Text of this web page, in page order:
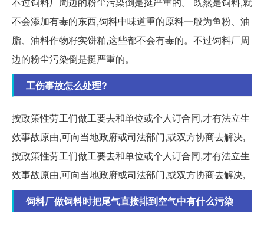
不会添加有毒的东西,饲料中味道重的原料一般为鱼粉、油
脂、油料作物籽实饼粕,这些都不会有毒的。不过饲料厂周
边的粉尘污染倒是挺严重的。
工伤事故怎么处理?
按政策性劳工们做工要去和单位或个人订合同,才有法立生
效事故原由,可向当地政府或司法部门,或双方协商去解决,
按政策性劳工们做工要去和单位或个人订合同,才有法立生
效事故原由,可向当地政府或司法部门,或双方协商去解决,
饲料厂做饲料时把尾气直接排到空气中有什么污染